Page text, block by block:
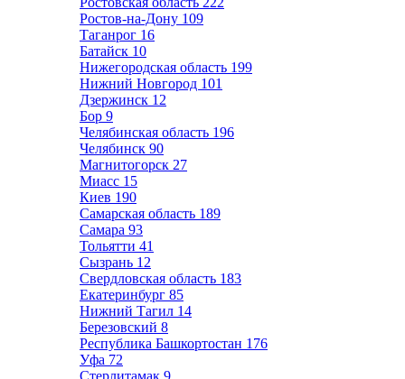
Ростов-на-Дону 109
Таганрог 16
Батайск 10
Нижегородская область 199
Нижний Новгород 101
Дзержинск 12
Бор 9
Челябинская область 196
Челябинск 90
Магнитогорск 27
Миасс 15
Киев 190
Самарская область 189
Самара 93
Тольятти 41
Сызрань 12
Свердловская область 183
Екатеринбург 85
Нижний Тагил 14
Березовский 8
Республика Башкортостан 176
Уфа 72
Стерлитамак 9